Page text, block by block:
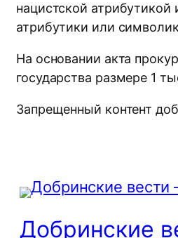
нацистской
атрибутики или
На основании акта
государства размере 1
Запрещенный контент
Добринские